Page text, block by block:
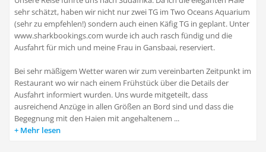
sehr schätzt, haben wir nicht nur zwei TG im Two Oceans Aquarium
(sehr zu empfehlen!) sondern auch einen Käfig TG in geplant. Unter
www.sharkbookings.com wurde ich auch rasch fündig und die
Ausfahrt für mich und meine Frau in Gansbaai, reserviert.
Bei sehr mäßigem Wetter waren wir zum vereinbarten Zeitpunkt im
Restaurant wo wir nach einem Frühstück über die Details der
Ausfahrt informiert wurden. Uns wurde mitgeteilt, dass
ausreichend Anzüge in allen Größen an Bord sind und dass die
Begegnung mit den Haien mit angehaltenem ...
Mehr lesen